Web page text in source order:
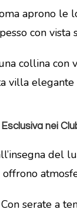
aprono le
con
collina con
villa
nei
del
Con serate a